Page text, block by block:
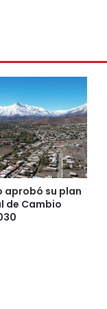
aprobó su plan
de Cambio